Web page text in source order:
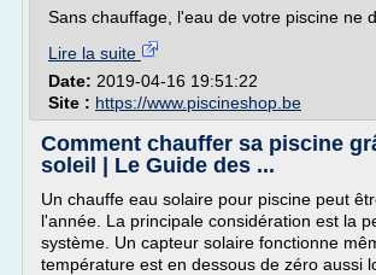
Sans chauffage, l'eau de votre piscine ne
Lire la suite
Date: 2019-04-16 19:51:22
Site : https://www.piscineshop.be
Comment chauffer sa piscine
soleil | Le Guide des ...
Un chauffe eau solaire pour piscine peut
l'année. La principale considération est la
système. Un capteur solaire fonctionne
température est en dessous de zéro aussi